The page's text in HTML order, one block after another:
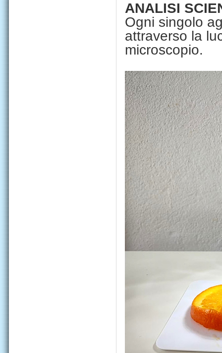
ANALISI
Ogni singolo
attraverso la
microscopio.